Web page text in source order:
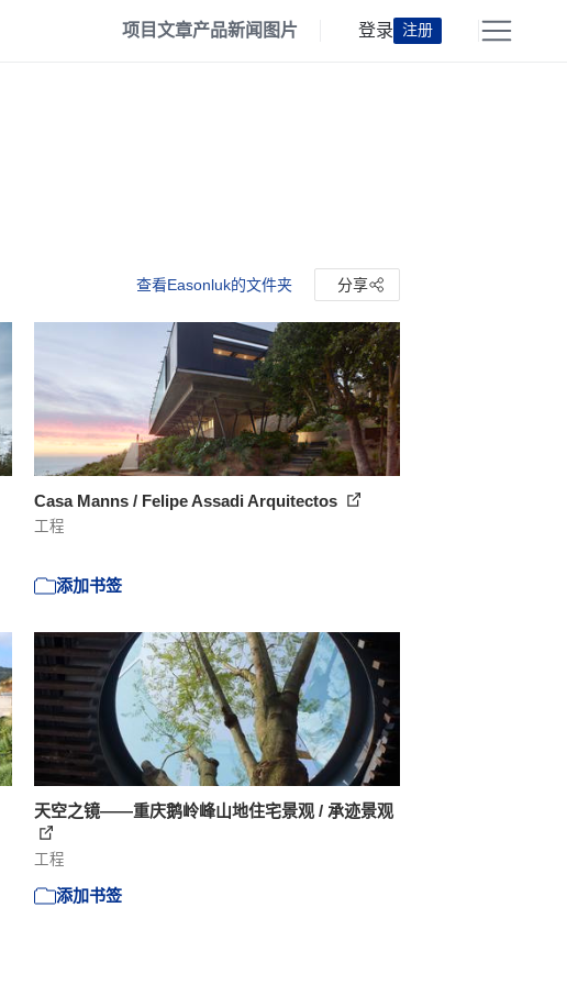
项目文章产品新闻 图片 登录 注册
查看Easonluk的文件夹 分享
Casa Manns / Felipe Assadi Arquitectos
工程
添加书签
天空之镜——重庆鹅岭峰山地住宅景观 / 承迹景观
工程
添加书签